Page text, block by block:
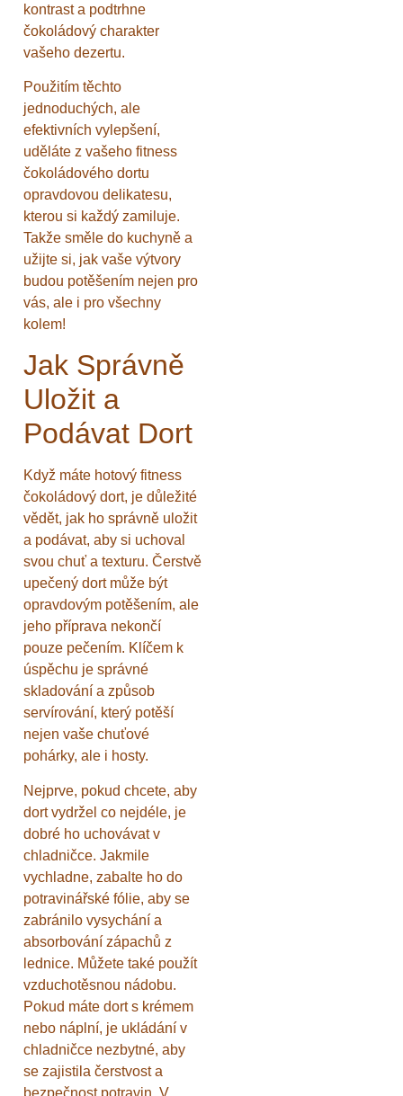
kontrast a podtrhne
čokoládový charakter
vašeho dezertu.
Použitím těchto
jednoduchých, ale
efektivních vylepšení,
uděláte z vašeho fitness
čokoládového dortu
opravdovou delikatesu,
kterou si každý zamiluje.
Takže směle do kuchyně a
užijte si, jak vaše výtvory
budou potěšením nejen pro
vás, ale i pro všechny
kolem!
Jak Správně
Uložit a
Podávat Dort
Když máte hotový fitness
čokoládový dort, je důležité
vědět, jak ho správně uložit
a podávat, aby si uchoval
svou chuť a texturu. Čerstvě
upečený dort může být
opravdovým potěšením, ale
jeho příprava nekončí
pouze pečením. Klíčem k
úspěchu je správné
skladování a způsob
servírování, který potěší
nejen vaše chuťové
pohárky, ale i hosty.
Nejprve, pokud chcete, aby
dort vydržel co nejdéle, je
dobré ho uchovávat v
chladničce. Jakmile
vychladne, zabalte ho do
potravinářské fólie, aby se
zabránilo vysychání a
absorbování zápachů z
lednice. Můžete také použít
vzduchotěsnou nádobu.
Pokud máte dort s krémem
nebo náplní, je ukládání v
chladničce nezbytné, aby
se zajistila čerstvost a
bezpečnost potravin. V